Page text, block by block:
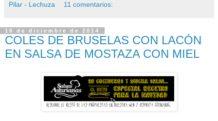
Pilar - Lechuza 11 comentarios:
18 de diciembre de 2014
COLES DE BRUSELAS CON LACÓN
EN SALSA DE MOSTAZA CON MIEL